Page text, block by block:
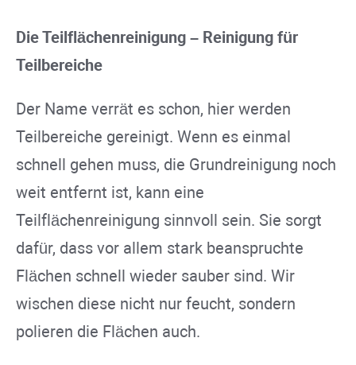
Die Teilflächenreinigung – Reinigung für
Teilbereiche
Der Name verrät es schon, hier werden
Teilbereiche gereinigt. Wenn es einmal
schnell gehen muss, die Grundreinigung noch
weit entfernt ist, kann eine
Teilflächenreinigung sinnvoll sein. Sie sorgt
dafür, dass vor allem stark beanspruchte
Flächen schnell wieder sauber sind. Wir
wischen diese nicht nur feucht, sondern
polieren die Flächen auch.